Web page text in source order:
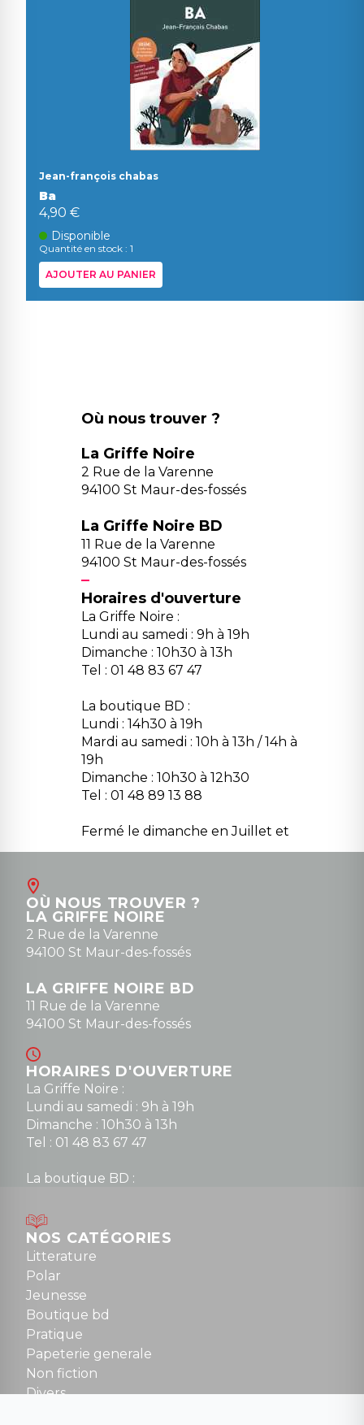
Jean-françois chabas
Ba
4,90 €
Disponible
Quantité en stock : 1
AJOUTER AU PANIER
Où nous trouver ?
La Griffe Noire
2 Rue de la Varenne
94100 St Maur-des-fossés
La Griffe Noire BD
11 Rue de la Varenne
94100 St Maur-des-fossés
Horaires d'ouverture
La Griffe Noire :
Lundi au samedi : 9h à 19h
Dimanche : 10h30 à 13h
Tel : 01 48 83 67 47
La boutique BD :
Lundi : 14h30 à 19h
Mardi au samedi : 10h à 13h / 14h à
19h
Dimanche : 10h30 à 12h30
Tel : 01 48 89 13 88
Fermé le dimanche en Juillet et
Août
contact@la-griffe-noire.com
0148836747
OÙ NOUS TROUVER ?
LA GRIFFE NOIRE
2 Rue de la Varenne
94100 St Maur-des-fossés
LA GRIFFE NOIRE BD
11 Rue de la Varenne
94100 St Maur-des-fossés
HORAIRES D'OUVERTURE
La Griffe Noire :
Lundi au samedi : 9h à 19h
Dimanche : 10h30 à 13h
Tel : 01 48 83 67 47
La boutique BD :
Mardi au samedi : 10h à 13h / 14h à 19h
Dimanche : 10h30 à 12h30
Tel : 01 48 89 13 88
NOUS CONTACTER
contact@la-griffe-noire.com
NOS CATÉGORIES
Litterature
Polar
Jeunesse
Boutique bd
Pratique
Papeterie generale
Non fiction
Divers